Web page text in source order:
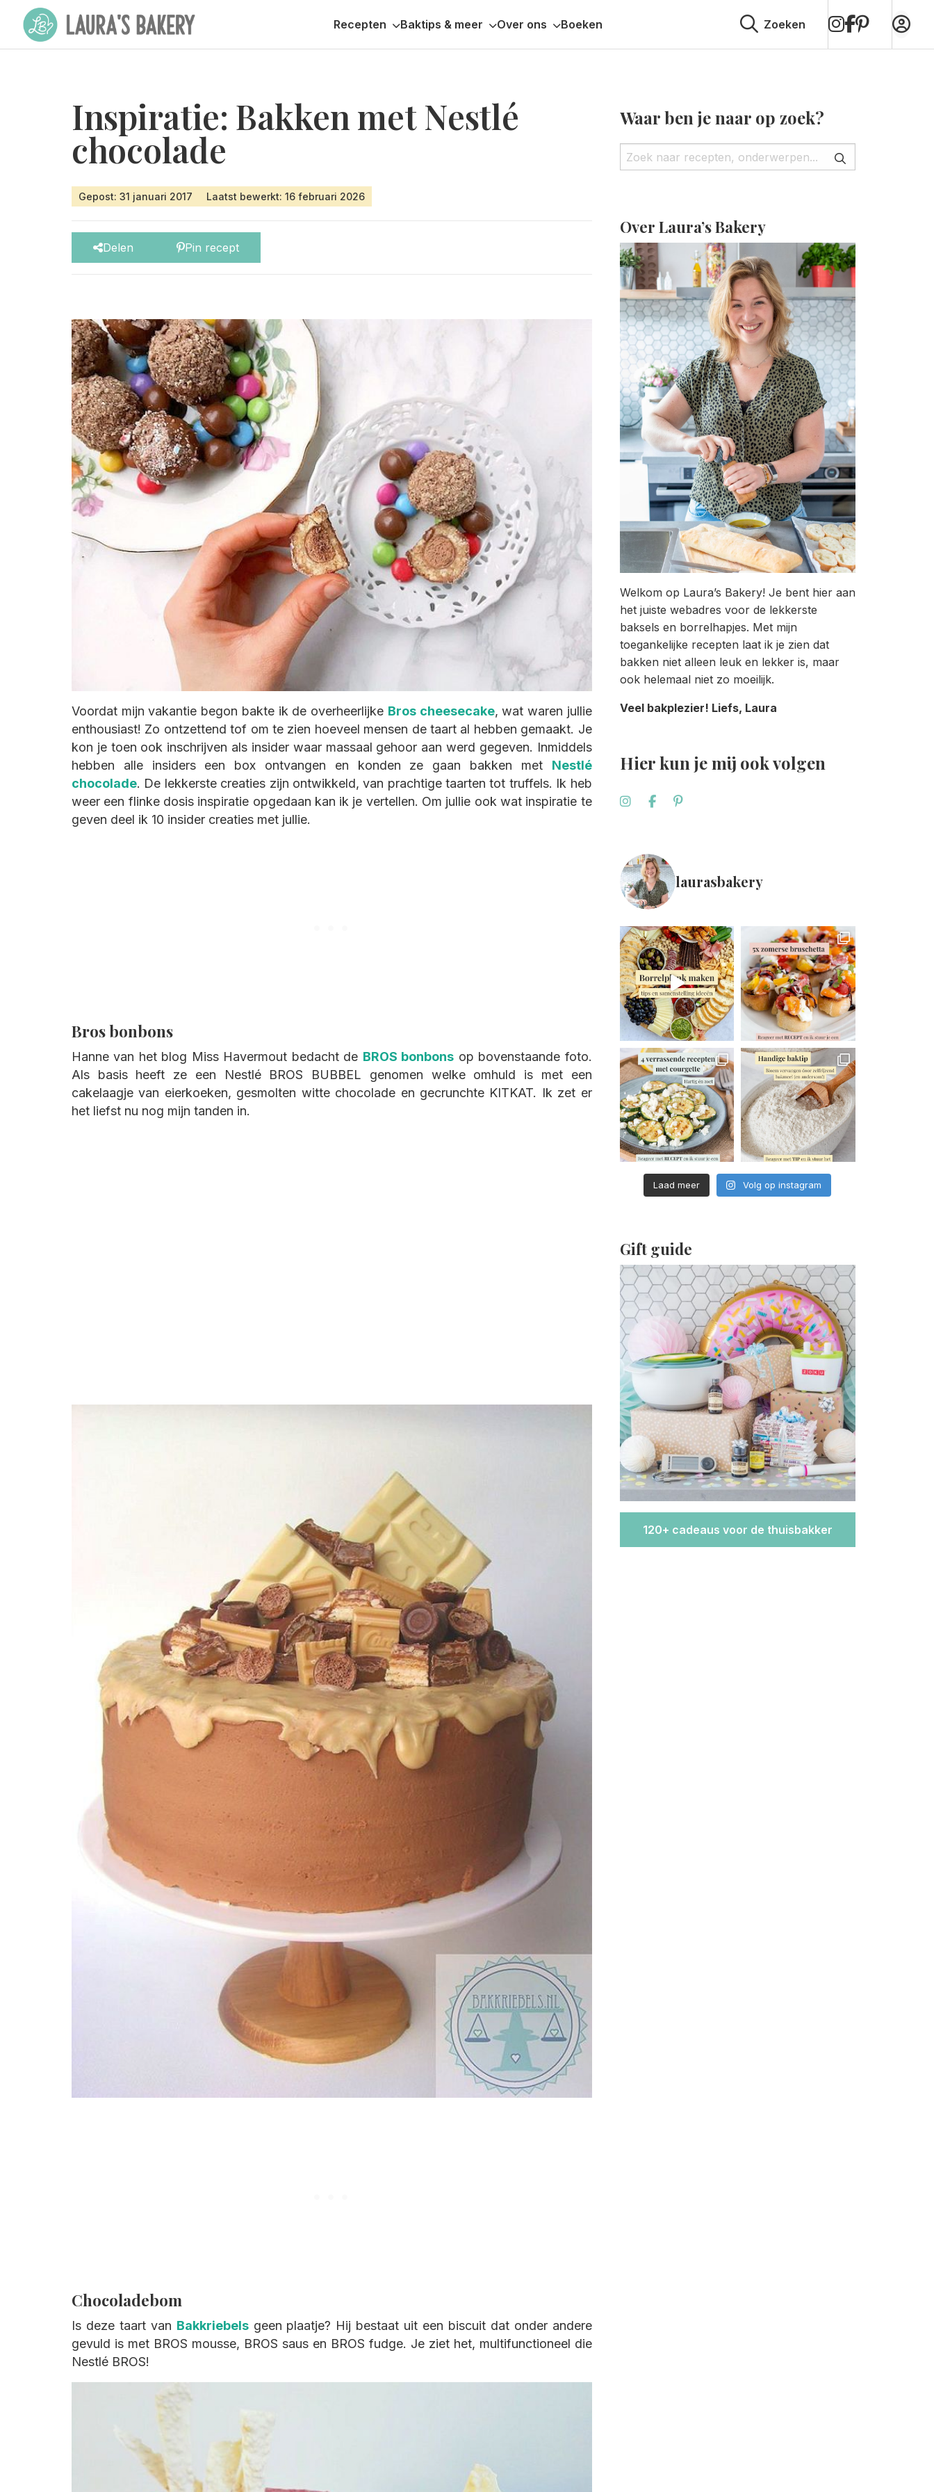
Recepten Baktips & meer Over ons Boeken Zoeken
op
Instagram
op
Facebook
op
Pinterest
Inspiratie: Bakken met Nestlé
chocolade
Gepost: 31 januari 2017 Laatst bewerkt: 16 februari 2026
Delen Pin recept
Voordat mijn vakantie begon bakte ik de overheerlijke Bros cheesecake, wat waren jullie
enthousiast! Zo ontzettend tof om te zien hoeveel mensen de taart al hebben gemaakt. Je
kon je toen ook inschrijven als insider waar massaal gehoor aan werd gegeven. Inmiddels
hebben alle insiders een box ontvangen en konden ze gaan bakken met Nestlé
chocolade. De lekkerste creaties zijn ontwikkeld, van prachtige taarten tot truffels. Ik heb
weer een flinke dosis inspiratie opgedaan kan ik je vertellen. Om jullie ook wat inspiratie te
geven deel ik 10 insider creaties met jullie.
Bros bonbons
Hanne van het blog Miss Havermout bedacht de BROS bonbons op bovenstaande foto.
Als basis heeft ze een Nestlé BROS BUBBEL genomen welke omhuld is met een
cakelaagje van eierkoeken, gesmolten witte chocolade en gecrunchte KITKAT. Ik zet er
het liefst nu nog mijn tanden in.
Chocoladebom
Is deze taart van Bakkriebelsgeen plaatje? Hij bestaat uit een biscuit dat onder andere
gevuld is met BROS mousse, BROS saus en BROS fudge. Je ziet het, multifunctioneel die
Nestlé BROS!
Waar ben je naar op zoek?
Over Laura’s Bakery
Welkom op Laura’s Bakery! Je bent hier aan
het juiste webadres voor de lekkerste
baksels en borrelhapjes. Met mijn
toegankelijke recepten laat ik je zien dat
bakken niet alleen leuk en lekker is, maar
ook helemaal niet zo moeilijk.
Veel bakplezier! Liefs, Laura
Hier kun je mij ook volgen
laurasbakery
Laad meer Volg op instagram
Gift guide
120+ cadeaus voor de thuisbakker